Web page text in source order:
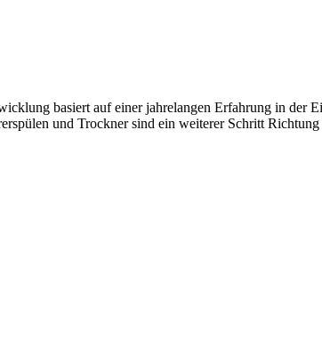
basiert auf einer jahrelangen Erfahrung in der
und Trockner sind ein weiterer Schritt